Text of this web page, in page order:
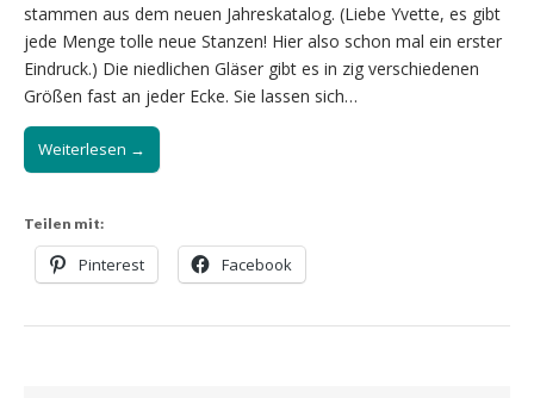
stammen aus dem neuen Jahreskatalog. (Liebe Yvette, es gibt
jede Menge tolle neue Stanzen! Hier also schon mal ein erster
Eindruck.) Die niedlichen Gläser gibt es in zig verschiedenen
Größen fast an jeder Ecke. Sie lassen sich…
Weiterlesen →
Teilen mit:
Pinterest Facebook